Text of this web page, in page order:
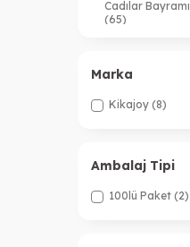
Cadılar Bayramı
(65)
Düğün
Marka
Kikajoy (8)
Ambalaj Tipi
100lü Paket (2)